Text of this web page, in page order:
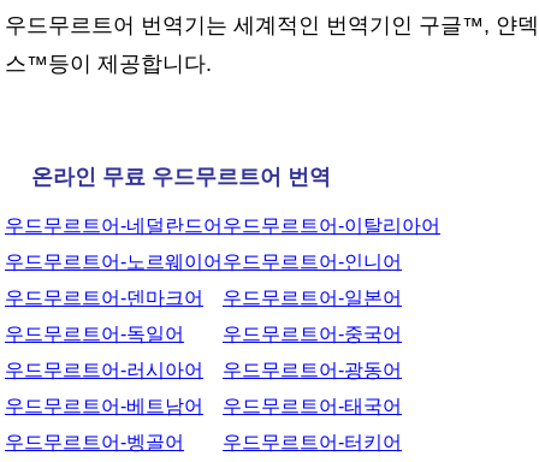
우드무르트어 번역기는 세계적인 번역기인 구글™, 얀덱
스™등이 제공합니다.
온라인 무료 우드무르트어 번역
우드무르트어-네덜란드어
우드무르트어-노르웨이어
우드무르트어-덴마크어
우드무르트어-독일어
우드무르트어-러시아어
우드무르트어-베트남어
우드무르트어-벵골어
우드무르트어-이탈리아어
우드무르트어-인니어
우드무르트어-일본어
우드무르트어-중국어
우드무르트어-광동어
우드무르트어-태국어
우드무르트어-터키어